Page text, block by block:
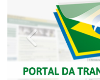
Previous